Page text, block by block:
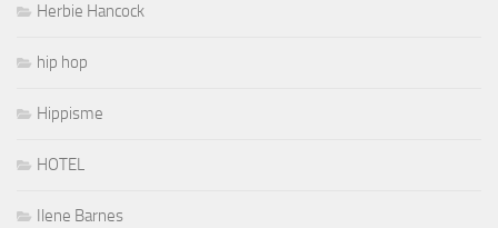
Herbie Hancock
hip hop
Hippisme
HOTEL
Ilene Barnes